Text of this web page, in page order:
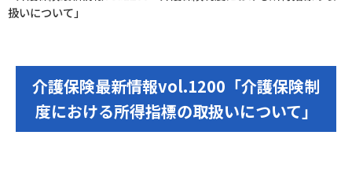
扱いについて」
介護保険最新情報vol.1200「介護保険制
度における所得指標の取扱いについて」